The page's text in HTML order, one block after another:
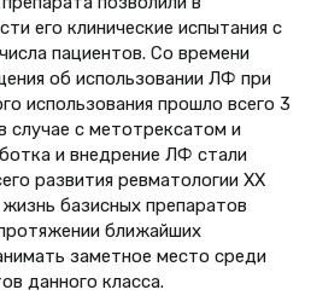
его клинические испытания с
пациентов. Со времени
об использовании ЛФ при
использования прошло всего 3
случае с метотрексатом и
и внедрение ЛФ стали
развития ревматологии ХХ
базисных препаратов
ближайших
заметное место среди
данного класса.